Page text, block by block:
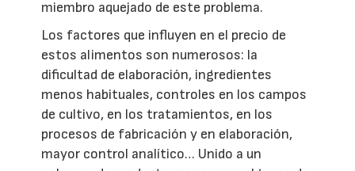
miembro aquejado de este problema.
Los factores que influyen en el precio de
estos alimentos son numerosos: la
dificultad de elaboración, ingredientes
menos habituales, controles en los campos
de cultivo, en los tratamientos, en los
procesos de fabricación y en elaboración,
mayor control analítico… Unido a un